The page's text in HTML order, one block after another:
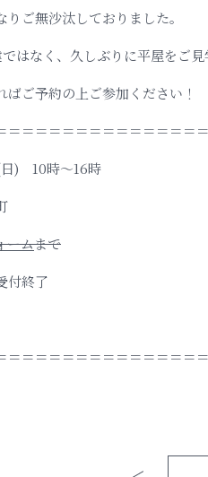
ご無沙汰しておりました。
はなく、久しぶりに平屋をご見
ご予約の上ご参加ください！
＝＝＝＝＝＝＝＝＝＝＝＝＝＝
日) 10時～16時
ームまで
付終了
＝＝＝＝＝＝＝＝＝＝＝＝＝＝